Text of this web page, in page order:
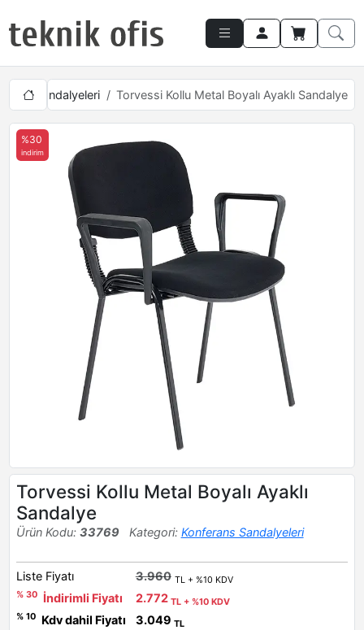
Sandalyeleri Torvessi Kollu Metal Boyalı Ayaklı Sandalye
%30
indirim
Torvessi Kollu Metal Boyalı Ayaklı
Sandalye
Ürün Kodu: 33769 Kategori: Konferans Sandalyeleri
Liste Fiyatı 3.960 TL + %10 KDV
% 30
İndirimli Fiyatı 2.772 TL + %10 KDV
% 10
Kdv dahil Fiyatı 3.049 TL